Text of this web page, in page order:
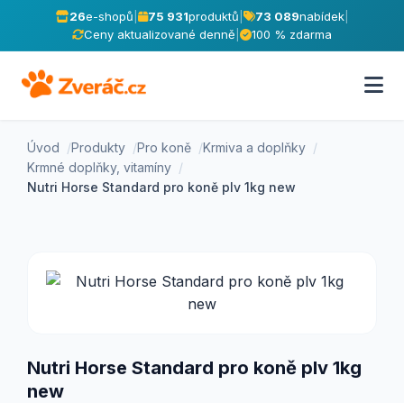
26e-shopů 75 931produktů 73 089nabídek|
Ceny aktualizované denně
100 % zdarma
Úvod Produkty Pro koně
Krmiva a doplňky
Krmné doplňky, vitamíny
Nutri Horse Standard pro koně plv 1kg new
Nutri Horse Standard pro koně plv 1kg
new